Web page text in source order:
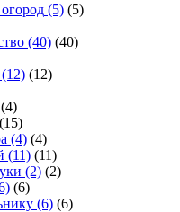
(5) (5)
(40) (40)
(12) (12)
(4)
(15)
(4) (4)
(11) (11)
(2) (2)
(6)
(6) (6)